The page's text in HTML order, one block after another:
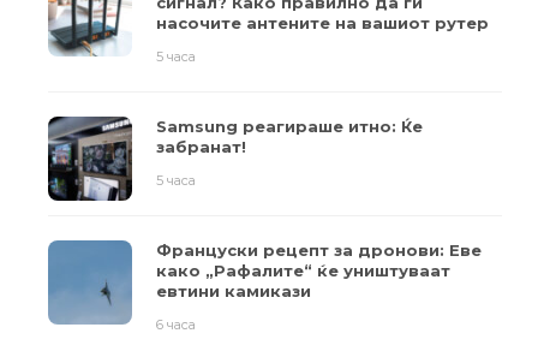
насочите антените на вашиот рутер
5 часа
Samsung реагираше итно: Ќе
забранат!
5 часа
Француски рецепт за дронови: Еве
како „Рафалите“ ќе уништуваат
евтини камикази
6 часа